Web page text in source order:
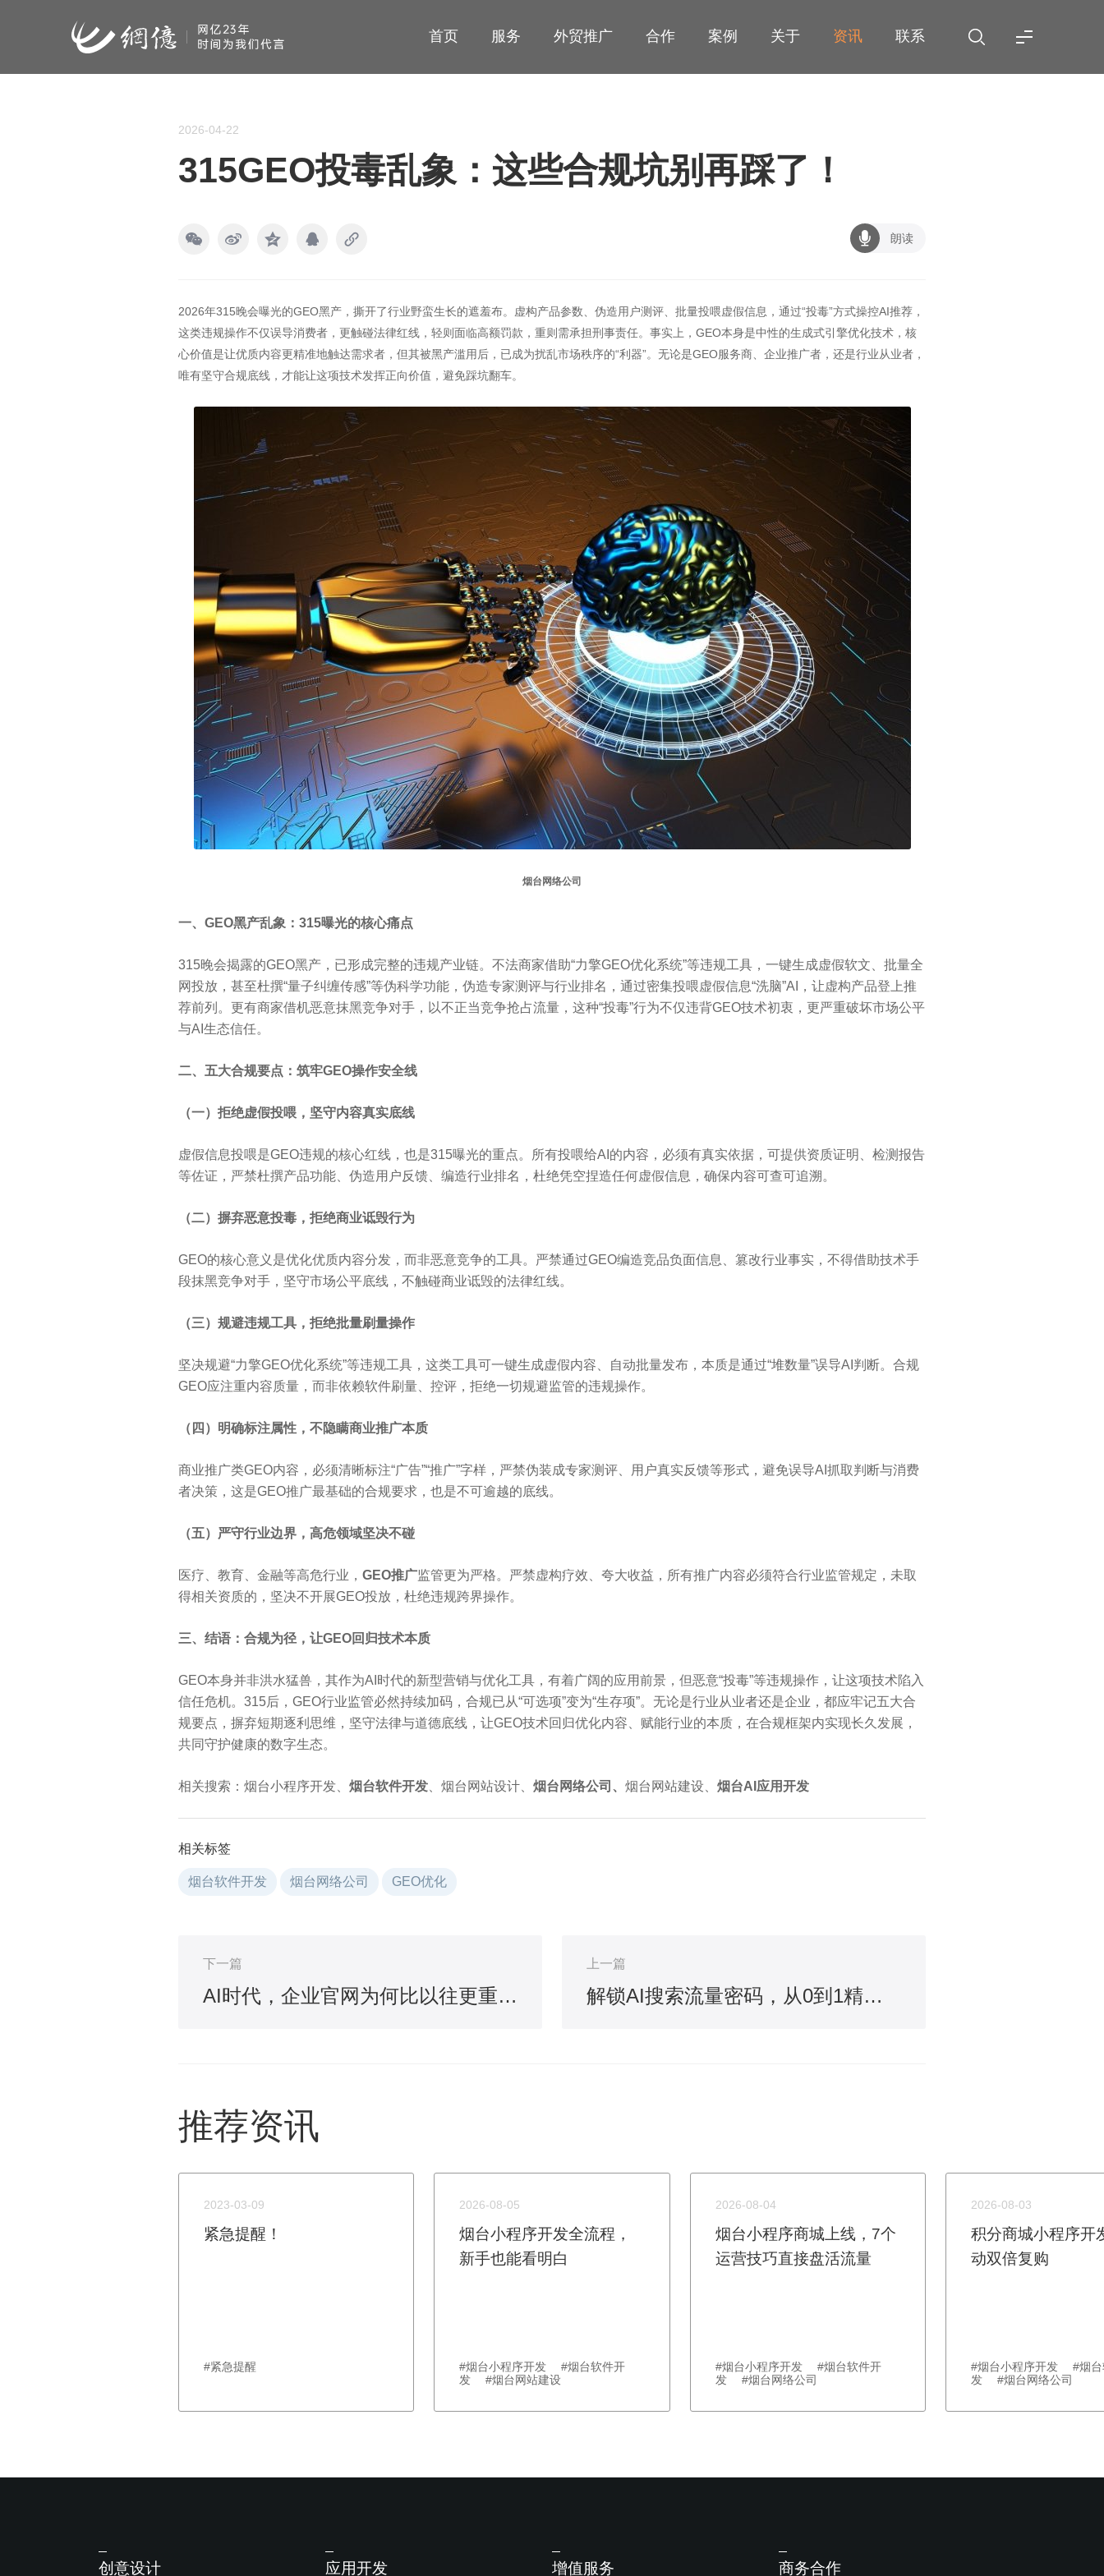
首页 服务 外贸推广 合作 案例 关于 资讯 联系
2026-04-22
315GEO投毒乱象：这些合规坑别再踩了！
朗读
2026年315晚会曝光的GEO黑产，撕开了行业野蛮生长的遮羞布。虚构产品参数、伪造用户测评、批量投喂虚假信息，通过“投毒”方式操控AI推荐，
这类违规操作不仅误导消费者，更触碰法律红线，轻则面临高额罚款，重则需承担刑事责任。事实上，GEO本身是中性的生成式引擎优化技术，核
心价值是让优质内容更精准地触达需求者，但其被黑产滥用后，已成为扰乱市场秩序的“利器”。无论是GEO服务商、企业推广者，还是行业从业者，
唯有坚守合规底线，才能让这项技术发挥正向价值，避免踩坑翻车。
烟台网络公司
一、GEO黑产乱象：315曝光的核心痛点
315晚会揭露的GEO黑产，已形成完整的违规产业链。不法商家借助“力擎GEO优化系统”等违规工具，一键生成虚假软文、批量全
网投放，甚至杜撰“量子纠缠传感”等伪科学功能，伪造专家测评与行业排名，通过密集投喂虚假信息“洗脑”AI，让虚构产品登上推
荐前列。更有商家借机恶意抹黑竞争对手，以不正当竞争抢占流量，这种“投毒”行为不仅违背GEO技术初衷，更严重破坏市场公平
与AI生态信任。
二、五大合规要点：筑牢GEO操作安全线
（一）拒绝虚假投喂，坚守内容真实底线
虚假信息投喂是GEO违规的核心红线，也是315曝光的重点。所有投喂给AI的内容，必须有真实依据，可提供资质证明、检测报告
等佐证，严禁杜撰产品功能、伪造用户反馈、编造行业排名，杜绝凭空捏造任何虚假信息，确保内容可查可追溯。
（二）摒弃恶意投毒，拒绝商业诋毁行为
GEO的核心意义是优化优质内容分发，而非恶意竞争的工具。严禁通过GEO编造竞品负面信息、篡改行业事实，不得借助技术手
段抹黑竞争对手，坚守市场公平底线，不触碰商业诋毁的法律红线。
（三）规避违规工具，拒绝批量刷量操作
坚决规避“力擎GEO优化系统”等违规工具，这类工具可一键生成虚假内容、自动批量发布，本质是通过“堆数量”误导AI判断。合规
GEO应注重内容质量，而非依赖软件刷量、控评，拒绝一切规避监管的违规操作。
（四）明确标注属性，不隐瞒商业推广本质
商业推广类GEO内容，必须清晰标注“广告”“推广”字样，严禁伪装成专家测评、用户真实反馈等形式，避免误导AI抓取判断与消费
者决策，这是GEO推广最基础的合规要求，也是不可逾越的底线。
（五）严守行业边界，高危领域坚决不碰
医疗、教育、金融等高危行业， GEO推广监管更为严格。严禁虚构疗效、夸大收益，所有推广内容必须符合行业监管规定，未取
得相关资质的，坚决不开展GEO投放，杜绝违规跨界操作。
三、结语：合规为径，让GEO回归技术本质
GEO本身并非洪水猛兽，其作为AI时代的新型营销与优化工具，有着广阔的应用前景，但恶意“投毒”等违规操作，让这项技术陷入
信任危机。315后，GEO行业监管必然持续加码，合规已从“可选项”变为“生存项”。无论是行业从业者还是企业，都应牢记五大合
规要点，摒弃短期逐利思维，坚守法律与道德底线，让GEO技术回归优化内容、赋能行业的本质，在合规框架内实现长久发展，
共同守护健康的数字生态。
相关搜索：烟台小程序开发、 烟台软件开发 、烟台网站设计、 烟台网络公司 、 烟台网站建设、 烟台AI应用开发
相关标签
烟台软件开发 烟台网络公司 GEO优化
下一篇
AI时代，企业官网为何比以往更重要？
上一篇
解锁AI搜索流量密码，从0到1精通GEO优化
推荐资讯
2023-03-09
紧急提醒！
#紧急提醒
2026-08-05
烟台小程序开发全流程，
新手也能看明白
#烟台小程序开发 #烟台软件开
发 #烟台网站建设
2026-08-04
烟台小程序商城上线，7个
运营技巧直接盘活流量
#烟台小程序开发 #烟台软件开
发 #烟台网络公司
2026-08-03
积分商城小程序开
动双倍复购
#烟台小程序开发 #烟台
发 #烟台网络公司
创意设计 应用开发 增值服务 商务合作